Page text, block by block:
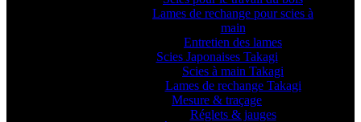
Lames de rechange pour scies à
main
Entretien des lames
Scies Japonaises Takagi
Scies à main Takagi
Lames de rechange Takagi
Mesure & traçage
Réglets & jauges